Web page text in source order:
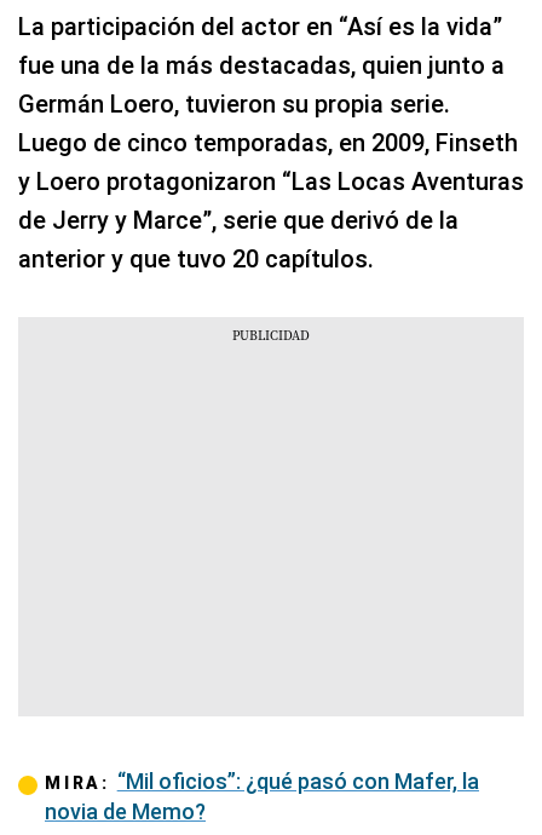
La participación del actor en “Así es la vida”
fue una de la más destacadas, quien junto a
Germán Loero, tuvieron su propia serie.
Luego de cinco temporadas, en 2009, Finseth
y Loero protagonizaron “Las Locas Aventuras
de Jerry y Marce”, serie que derivó de la
anterior y que tuvo 20 capítulos.
MIRA: “Mil oficios”: ¿qué pasó con Mafer, la
novia de Memo?